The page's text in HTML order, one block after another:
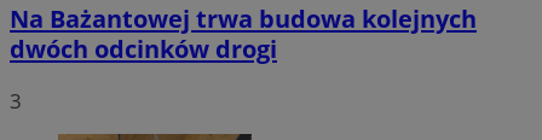
Na Bażantowej trwa budowa kolejnych
dwóch odcinków drogi
3